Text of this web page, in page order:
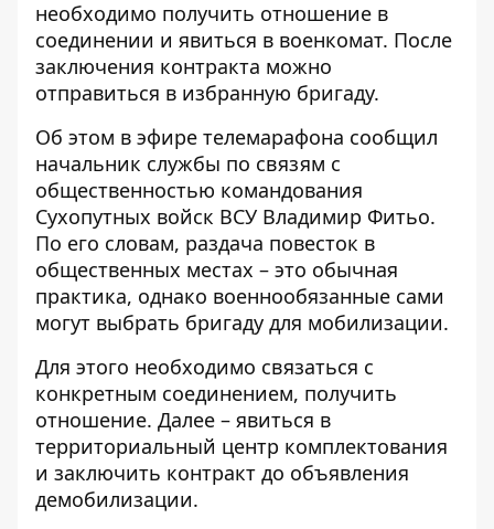
необходимо получить отношение в
соединении и явиться в военкомат. После
заключения контракта можно
отправиться в избранную бригаду.
Об этом в эфире телемарафона сообщил
начальник службы по связям с
общественностью командования
Сухопутных войск ВСУ Владимир Фитьо.
По его словам, раздача повесток в
общественных местах – это обычная
практика, однако военнообязанные сами
могут выбрать бригаду для мобилизации.
Для этого необходимо связаться с
конкретным соединением, получить
отношение. Далее – явиться в
территориальный центр комплектования
и заключить контракт до объявления
демобилизации.